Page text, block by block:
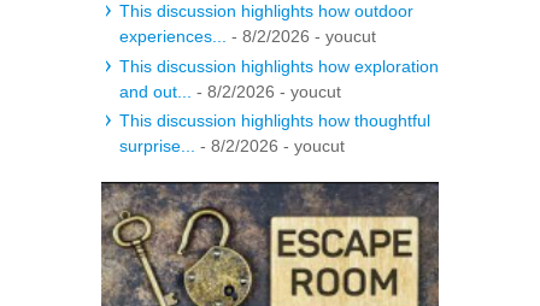
This discussion highlights how outdoor
experiences...
- 8/2/2026 - youcut
This discussion highlights how exploration
and out...
- 8/2/2026 - youcut
This discussion highlights how thoughtful
surprise...
- 8/2/2026 - youcut